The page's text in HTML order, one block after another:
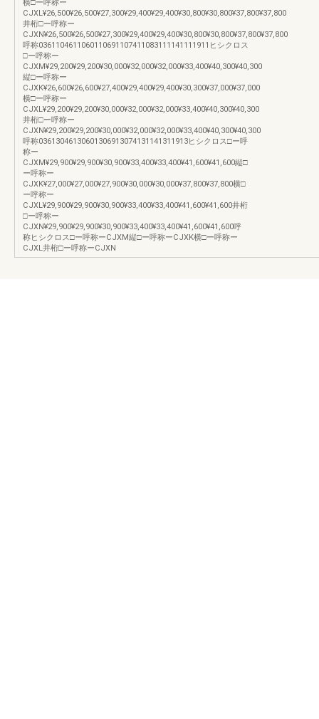
横□ー呼称ー
CJXL¥26,500¥26,500¥27,300¥29,400¥29,400¥30,800¥30,800¥37,800¥37,800
井桁□ー呼称ー
CJXN¥26,500¥26,500¥27,300¥29,400¥29,400¥30,800¥30,800¥37,800¥37,800
呼称0361104611060110691107411083111141111911ヒシクロス
□ー呼称ー
CJXM¥29,200¥29,200¥30,000¥32,000¥32,000¥33,400¥40,300¥40,300
縦□ー呼称ー
CJXK¥26,600¥26,600¥27,400¥29,400¥29,400¥30,300¥37,000¥37,000
横□ー呼称ー
CJXL¥29,200¥29,200¥30,000¥32,000¥32,000¥33,400¥40,300¥40,300
井桁□ー呼称ー
CJXN¥29,200¥29,200¥30,000¥32,000¥32,000¥33,400¥40,300¥40,300
呼称03613046130601306913074131141311913ヒシクロス□ー呼
称ー
CJXM¥29,900¥29,900¥30,900¥33,400¥33,400¥41,600¥41,600縦□
ー呼称ー
CJXK¥27,000¥27,000¥27,900¥30,000¥30,000¥37,800¥37,800横□
ー呼称ー
CJXL¥29,900¥29,900¥30,900¥33,400¥33,400¥41,600¥41,600井桁
□ー呼称ー
CJXN¥29,900¥29,900¥30,900¥33,400¥33,400¥41,600¥41,600呼
称ヒシクロス□ー呼称ーCJXM縦□ー呼称ーCJXK横□ー呼称ー
CJXL井桁□ー呼称ーCJXN